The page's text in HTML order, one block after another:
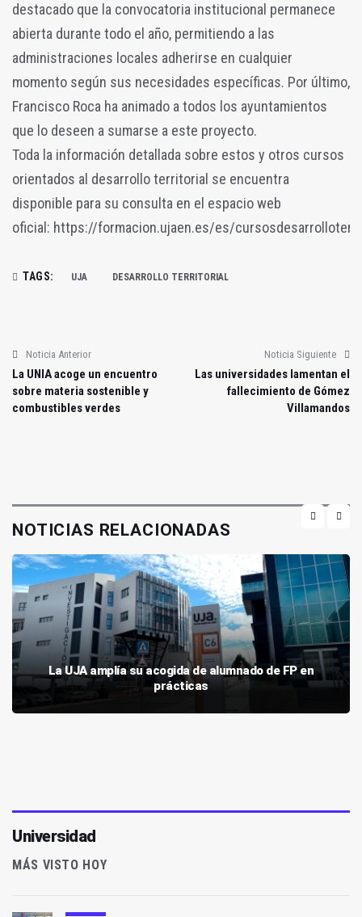
destacado que la convocatoria institucional permanece
abierta durante todo el año, permitiendo a las
administraciones locales adherirse en cualquier
momento según sus necesidades específicas. Por último,
Francisco Roca ha animado a todos los ayuntamientos
que lo deseen a sumarse a este proyecto.
Toda la información detallada sobre estos y otros cursos
orientados al desarrollo territorial se encuentra
disponible para su consulta en el espacio web
oficial: https://formacion.ujaen.es/es/
TAGS: UJA DESARROLLO TERRITORIAL
Noticia Anterior
La UNIA acoge un encuentro
sobre materia sostenible y
combustibles verdes
Noticia Siguiente
Las universidades lamentan el
fallecimiento de Gómez
Villamandos
NOTICIAS RELACIONADAS
La UJA amplía su acogida de alumnado de FP en
prácticas
Universidad
MÁS VISTO HOY